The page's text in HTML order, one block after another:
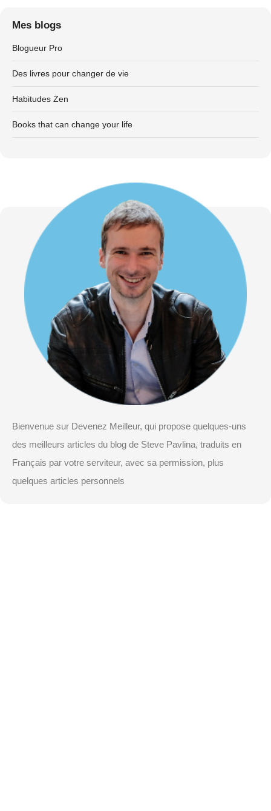
Mes blogs
Blogueur Pro
Des livres pour changer de vie
Habitudes Zen
Books that can change your life
Bienvenue sur Devenez Meilleur, qui propose quelques-uns
des meilleurs articles du blog de Steve Pavlina, traduits en
Français par votre serviteur, avec sa permission, plus
quelques articles personnels